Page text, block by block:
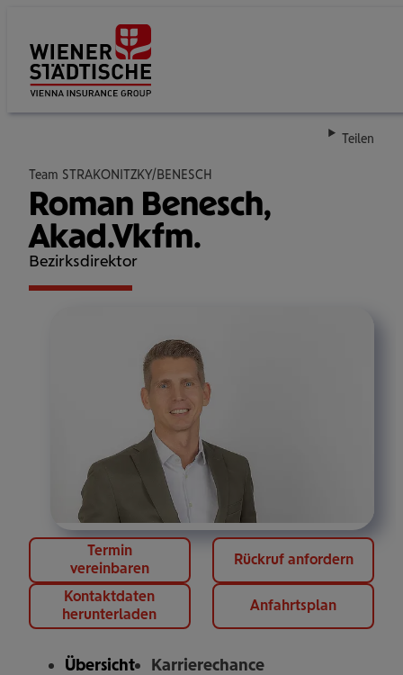
Teilen
Team STRAKONITZKY/BENESCH
Roman Benesch,
Akad.Vkfm.
Bezirksdirektor
Termin
vereinbaren
Rückruf anfordern
Kontaktdaten
herunterladen
Anfahrtsplan
Übersicht Karrierechance